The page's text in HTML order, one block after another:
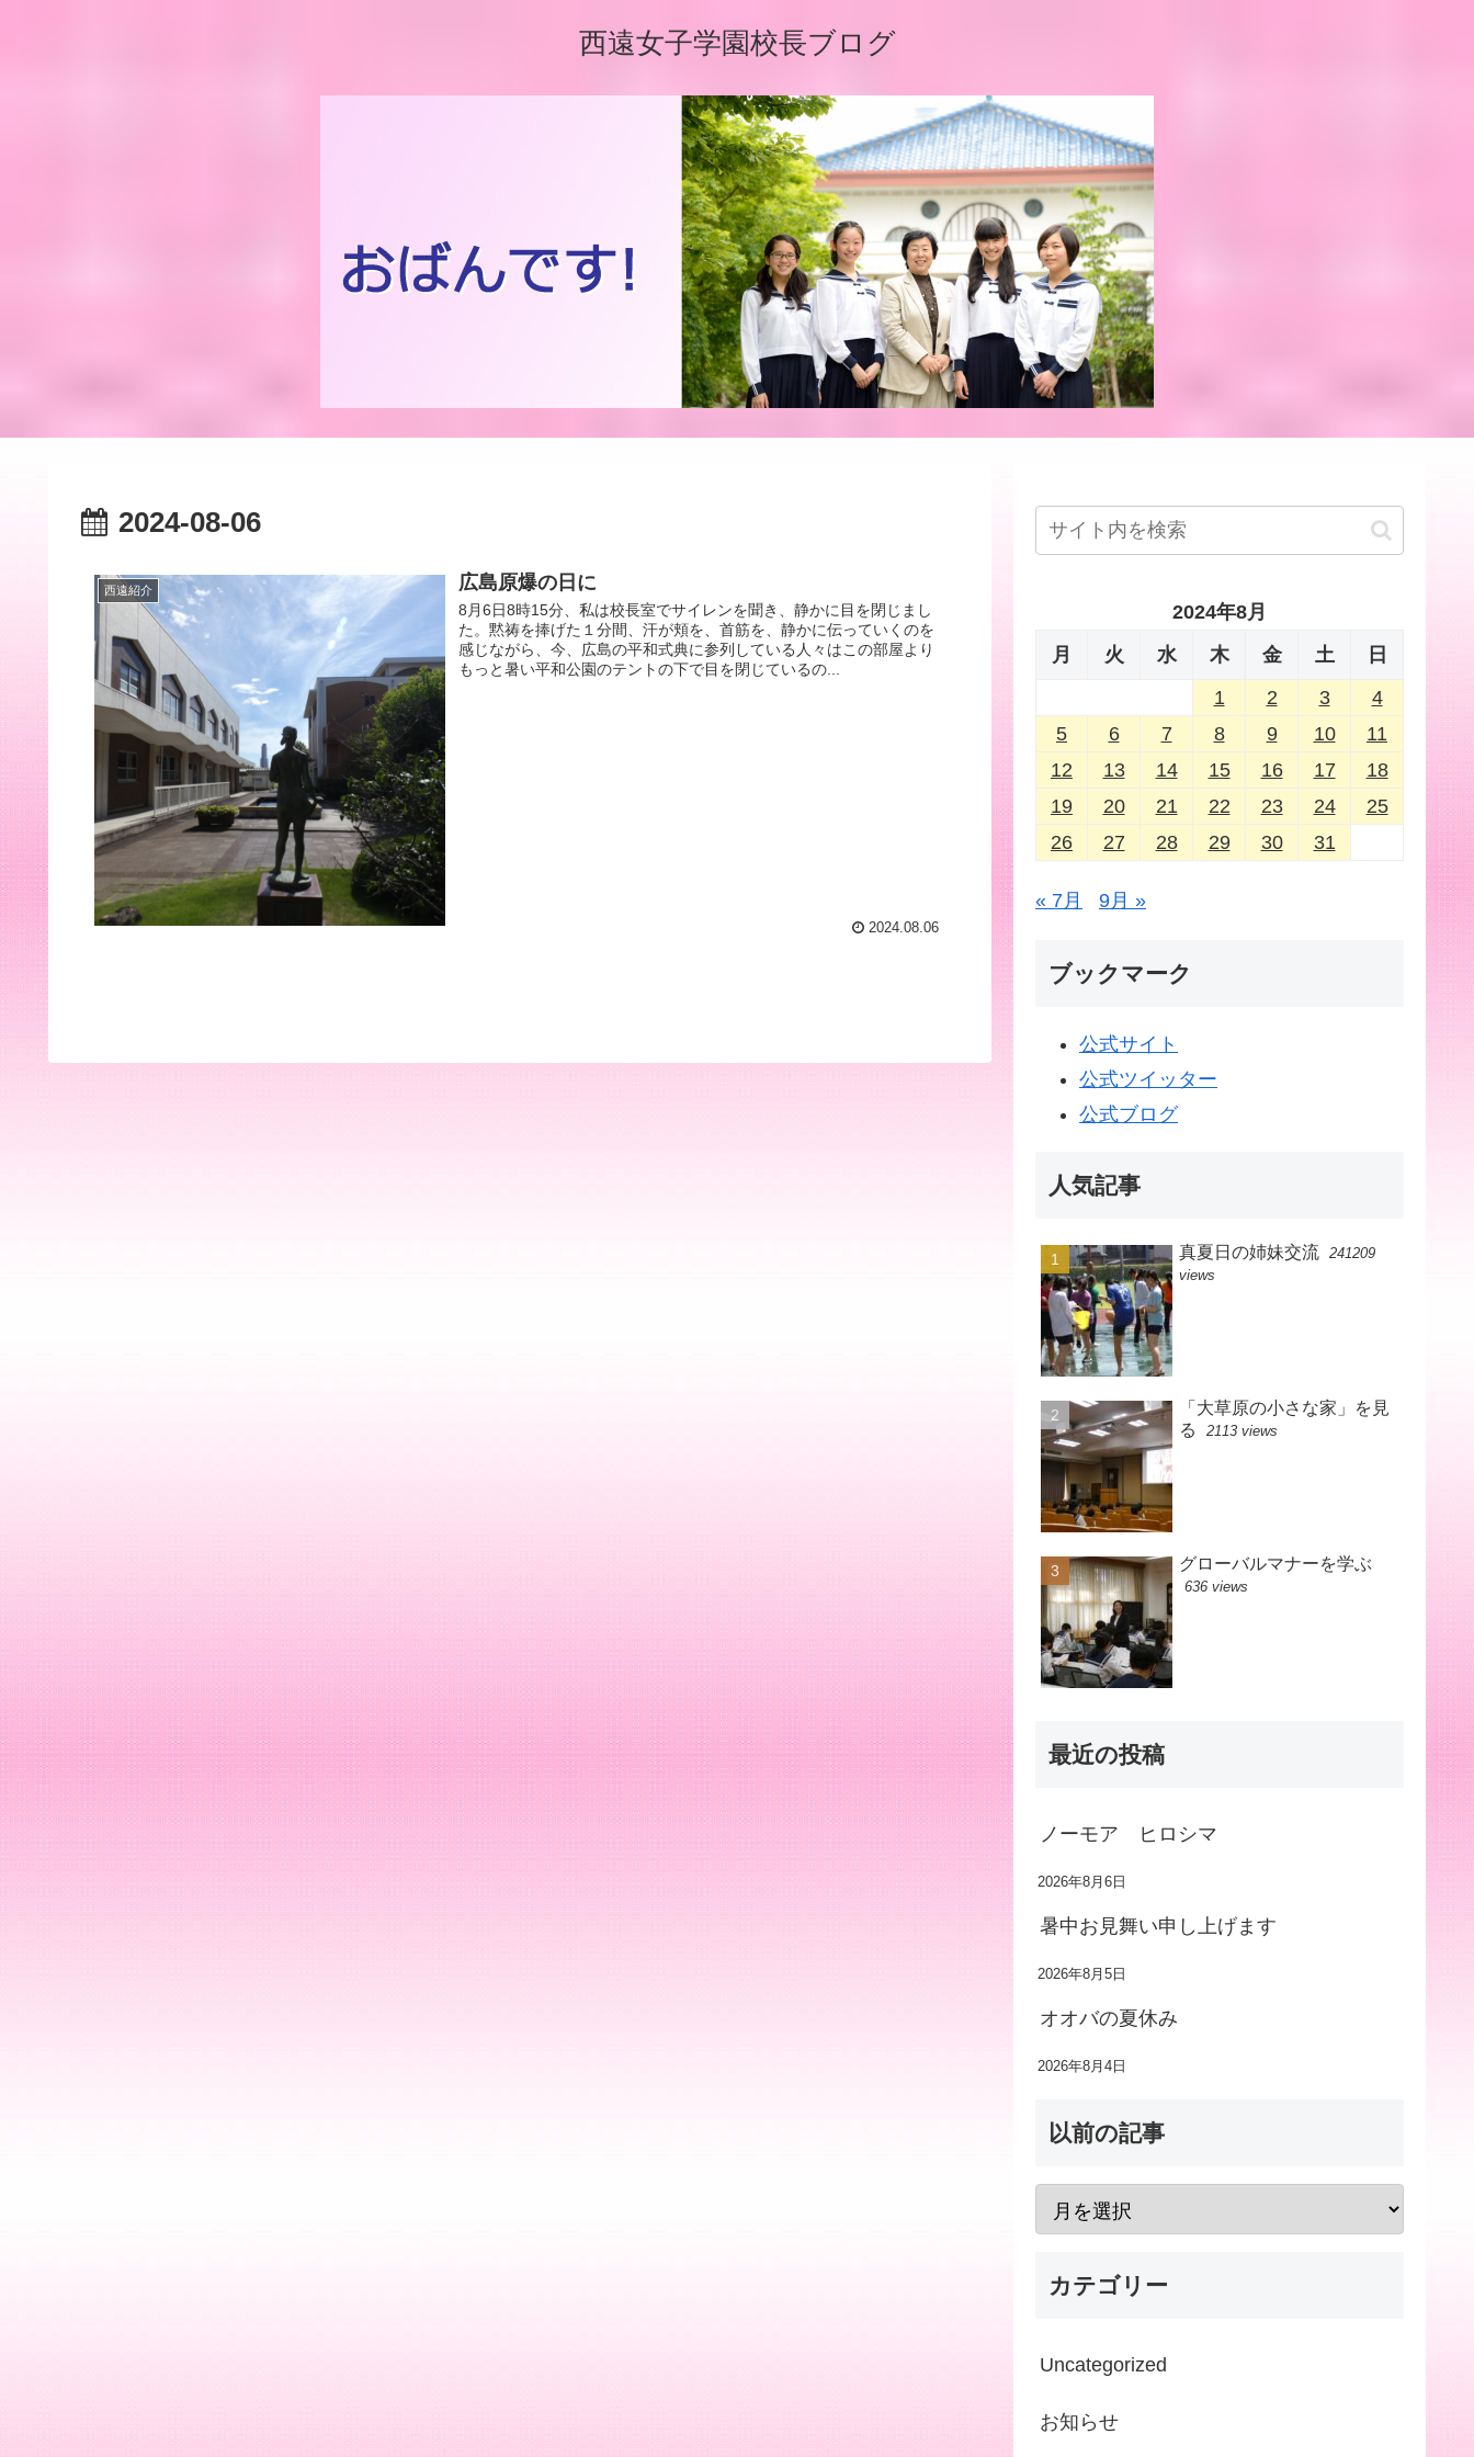
西遠女子学園校長ブログ
2024-08-06
西遠紹介 広島原爆の日に
8月6日8時15分、私は校長室でサイレンを聞き、静かに目を閉じまし
た。黙祷を捧げた１分間、汗が頬を、首筋を、静かに伝っていくのを
感じながら、今、広島の平和式典に参列している人々はこの部屋より
もっと暑い平和公園のテントの下で目を閉じているの...
2024.08.06
2024年8月
月
火 水 木 金 土
日
1
2 3
4
5
6 7 8 9 10
11
12
13 14 15 16 17
18
19
20 21 22 23 24
25
26
27 28 29 30 31
« 7月 9月 »
ブックマーク
公式サイト
公式ツイッター
公式ブログ
人気記事
真夏日の姉妹交流 241209
views
「大草原の小さな家」を見
る
2113 views
グローバルマナーを学ぶ
636 views
最近の投稿
ノーモア ヒロシマ
2026年8月6日
暑中お見舞い申し上げます
2026年8月5日
オオバの夏休み
2026年8月4日
以前の記事
カテゴリー
Uncategorized
お知らせ